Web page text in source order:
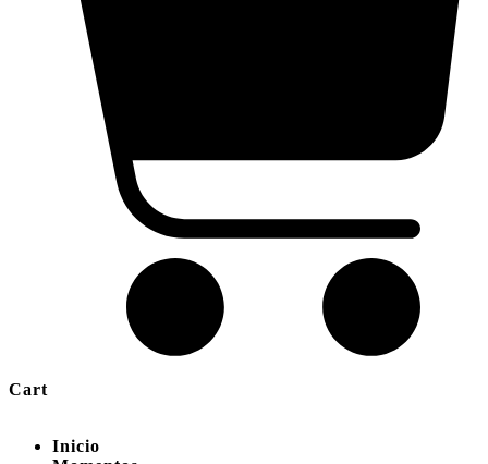
Cart
Inicio